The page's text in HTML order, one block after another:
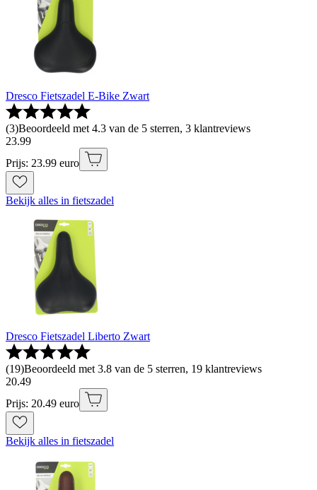
Dresco Fietszadel E-Bike Zwart
(3)Beoordeeld met 4.3 van de 5 sterren, 3 klantreviews
23.99
Prijs: 23.99 euro
Bekijk alles in fietszadel
Dresco Fietszadel Liberto Zwart
(19)Beoordeeld met 3.8 van de 5 sterren, 19 klantreviews
20.49
Prijs: 20.49 euro
Bekijk alles in fietszadel